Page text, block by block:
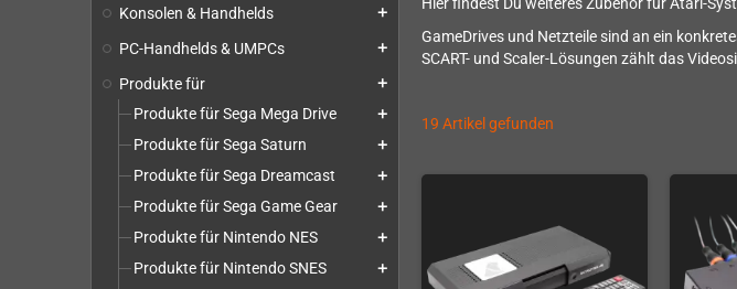
Konsolen & Handhelds add
PC-Handhelds & UMPCs add
Produkte für add
Produkte für Sega Mega Drive add
Produkte für Sega Saturn add
Produkte für Sega Dreamcast add
Produkte für Sega Game Gear add
Produkte für Nintendo NES add
Produkte für Nintendo SNES add
Hier findest Du weiteres Zubehör für Atari-
GameDrives und Netzteile sind an ein
SCART- und Scaler-Lösungen zählt das
19 Artikel gefunden